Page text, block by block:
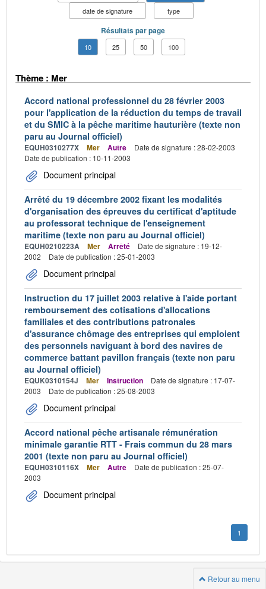
date de signature
type
Résultats par page
10 25 50 100
Thème : Mer
Accord national professionnel du 28 février 2003
pour l'application de la réduction du temps de travail
et du SMIC à la pêche maritime hauturière (texte non
paru au Journal officiel)
EQUH0310277X Mer Autre
Date de signature : 28-02-2003
Date de publication : 10-11-2003
Document principal
Arrêté du 19 décembre 2002 fixant les modalités
d'organisation des épreuves du certificat d'aptitude
au professorat technique de l'enseignement
maritime (texte non paru au Journal officiel)
EQUH0210223A Mer Arrêté
Date de signature : 19-12-
2002
Date de publication : 25-01-2003
Document principal
Instruction du 17 juillet 2003 relative à l'aide portant
remboursement des cotisations d'allocations
familiales et des contributions patronales
d'assurance chômage des entreprises qui emploient
des personnels naviguant à bord des navires de
commerce battant pavillon français (texte non paru
au Journal officiel)
EQUK0310154J Mer Instruction
Date de signature : 17-07-
2003
Date de publication : 25-08-2003
Document principal
Accord national pêche artisanale rémunération
minimale garantie RTT - Frais commun du 28 mars
2001 (texte non paru au Journal officiel)
EQUH0310116X Mer Autre
Date de publication : 25-07-
2003
Document principal
1
Retour au menu